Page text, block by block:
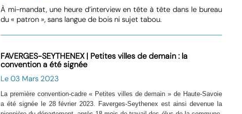
À mi-mandat, une heure d’interview en tête à tête dans le bureau
du « patron », sans langue de bois ni sujet tabou.
FAVERGES-SEYTHENEX | Petites villes de demain : la
convention a été signée
Le 03 Mars 2023
La première convention-cadre « Petites villes de demain » de Haute-Savoie
a été signée le 28 février 2023. Faverges-Seythenex est ainsi devenue la